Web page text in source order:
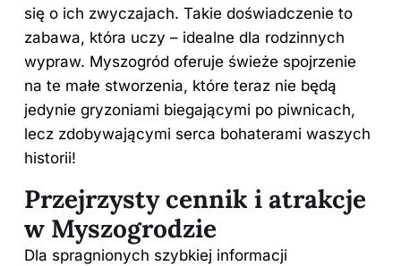
się o ich zwyczajach. Takie doświadczenie to
zabawa, która uczy – idealne dla rodzinnych
wypraw. Myszogród oferuje świeże spojrzenie
na te małe stworzenia, które teraz nie będą
jedynie gryzoniami biegającymi po piwnicach,
lecz zdobywającymi serca bohaterami waszych
historii!
Przejrzysty cennik i atrakcje
w Myszogrodzie
Dla spragnionych szybkiej informacji